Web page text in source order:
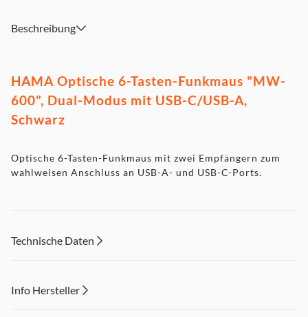
Intelligentes Energiemanagement aktiviert Standby-Modus
Internet-Browsers zum einfachen Navigieren
Beschreibung
HAMA Optische 6-Tasten-Funkmaus "MW-
600", Dual-Modus mit USB-C/USB-A,
Schwarz
Optische 6-Tasten-Funkmaus mit zwei Empfängern zum
wahlweisen Anschluss an USB-A- und USB-C-Ports.
Technische Daten
Info Hersteller